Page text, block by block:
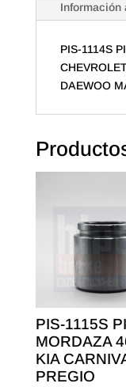
CHRONOS
DAEWOO
Información
PIS-1114S
DAEWOO
PIS-1115S
MORDAZA
KIA
PREGIO